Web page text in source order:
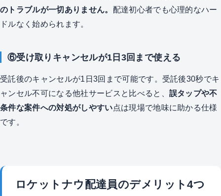
のトラブルが一切ありません。 配達初心者でも心理的なハー
ドルなく始められます。
⑥受け取りキャンセルが1日3回まで使える
受託後のキャンセルが1日3回まで可能です。受託後30秒でキ
ャンセル不可になる他社サービスと比べると、 誤タップや不
条件な案件への対処がしやすい点は現場で地味に助かる仕様
です。
ロケットナウ配達員のデメリット4つ